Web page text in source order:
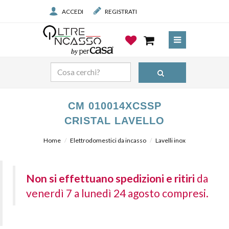
ACCEDI REGISTRATI
CM 010014XCSSP
CRISTAL LAVELLO
Home Elettrodomestici da incasso Lavelli inox
Non si effettuano spedizioni e ritiri da
venerdì 7 a lunedì 24 agosto compresi.